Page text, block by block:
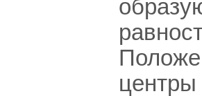
центры